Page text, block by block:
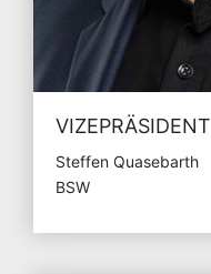
VIZEPRÄSIDENT
Steffen Quasebarth
BSW